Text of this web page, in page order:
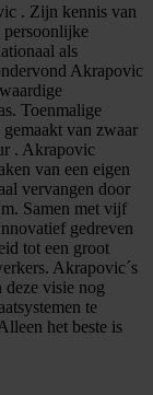
. Zijn kennis van
persoonlijke
als
Akrapovic
Toenmalige
van zwaar
. Akrapovic
van een eigen
vervangen door
Samen met vijf
gedreven
tot een groot
Akrapovic´s
visie nog
te
het beste is